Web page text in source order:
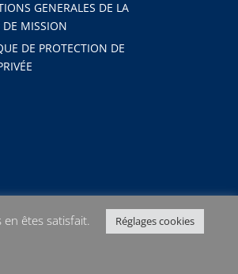
GENERALES DE LA
DE MISSION
DE PROTECTION DE
êtes satisfait. Réglages cookies